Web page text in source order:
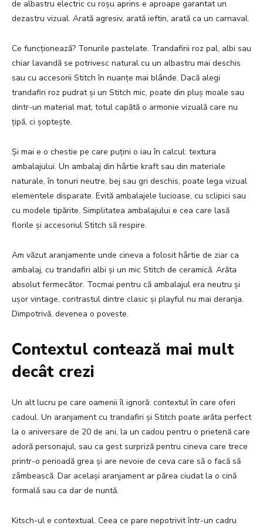
de albastru electric cu roșu aprins e aproape garantat un
dezastru vizual. Arată agresiv, arată ieftin, arată ca un carnaval.
Ce funcționează? Tonurile pastelate. Trandafirii roz pal, albi sau
chiar lavandă se potrivesc natural cu un albastru mai deschis
sau cu accesorii Stitch în nuanțe mai blânde. Dacă alegi
trandafiri roz pudrat și un Stitch mic, poate din pluș moale sau
dintr-un material mat, totul capătă o armonie vizuală care nu
țipă, ci șoptește.
Și mai e o chestie pe care puțini o iau în calcul: textura
ambalajului. Un ambalaj din hârtie kraft sau din materiale
naturale, în tonuri neutre, bej sau gri deschis, poate lega vizual
elementele disparate. Evită ambalajele lucioase, cu sclipici sau
cu modele tipărite. Simplitatea ambalajului e cea care lasă
florile și accesoriul Stitch să respire.
Am văzut aranjamente unde cineva a folosit hârtie de ziar ca
ambalaj, cu trandafiri albi și un mic Stitch de ceramică. Arăta
absolut fermecător. Tocmai pentru că ambalajul era neutru și
ușor vintage, contrastul dintre clasic și playful nu mai deranja.
Dimpotrivă, devenea o poveste.
Contextul contează mai mult
decât crezi
Un alt lucru pe care oamenii îl ignoră: contextul în care oferi
cadoul. Un aranjament cu trandafiri și Stitch poate arăta perfect
la o aniversare de 20 de ani, la un cadou pentru o prietenă care
adoră personajul, sau ca gest surpriză pentru cineva care trece
printr-o perioadă grea și are nevoie de ceva care să o facă să
zâmbească. Dar același aranjament ar părea ciudat la o cină
formală sau ca dar de nuntă.
Kitsch-ul e contextual. Ceea ce pare nepotrivit într-un cadru